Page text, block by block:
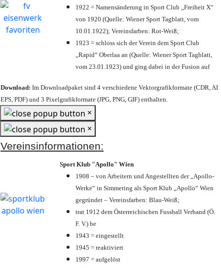
1922 = Namensänderung in Sport Club „Freiheit X“
von 1920 (Quelle: Wiener Sport Tagblatt, vom
10.01.1922); Vereinsfarben: Rot-Weiß;
1923 = schloss sich der Verein dem Sport Club
„Rapid“ Oberlaa an (Quelle: Wiener Sport Tagblatt,
vom 23.01.1923) und ging dabei in der Fusion auf
Download: Im Downloadpaket sind 4 verschiedene Vektorgrafikformate (CDR, AI
EPS, PDF) und 3 Pixelgrafikformate (JPG, PNG, GIF) enthalten.
×
×
Vereinsinformationen:
Sport Klub "Apollo" Wien
1908 – von Arbeitern und Angestellten der „Apollo-
Werke“ in Simmering als Sport Klub „Apollo“ Wien
gegründet – Vereinsfarben: Blau-Weiß;
trat 1912 dem Österreichischen Fussball Verband (Ö.
F. V.) be
1943 = eingestellt
1945 = reaktiviert
1997 = aufgelöst